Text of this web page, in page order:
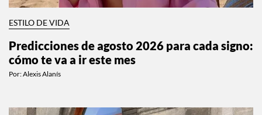
ESTILO DE VIDA
Predicciones de agosto 2026 para cada signo:
cómo te va a ir este mes
Por:Alexis Alanís